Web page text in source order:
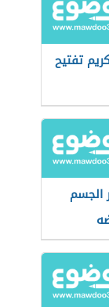
تفتيح
الجسم